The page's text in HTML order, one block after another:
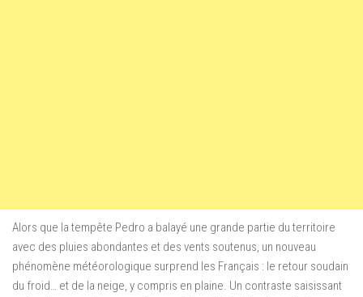
Alors que la tempête Pedro a balayé une grande partie du territoire
avec des pluies abondantes et des vents soutenus, un nouveau
phénomène météorologique surprend les Français : le retour soudain
du froid… et de la neige, y compris en plaine. Un contraste saisissant